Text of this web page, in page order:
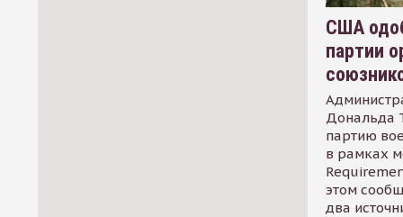
США
партии
Дональда
партию
в рамках
этом
два